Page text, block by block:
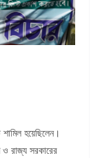
শামিল হয়েছিলেন।
ও রাজ্য সরকারের